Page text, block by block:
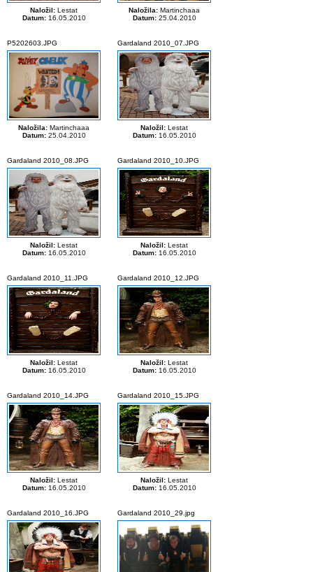
Naložil: Lestat
Datum:16.05.2010
Naložila: Martinchaaa
Datum:25.04.2010
P5202603.JPG
Naložila: Martinchaaa
Datum:25.04.2010
Gardaland 2010_07.JPG
Naložil: Lestat
Datum:16.05.2010
Gardaland 2010_08.JPG
Naložil: Lestat
Datum:16.05.2010
Gardaland 2010_10.JPG
Naložil: Lestat
Datum:16.05.2010
Gardaland 2010_11.JPG
Naložil: Lestat
Datum:16.05.2010
Gardaland 2010_12.JPG
Naložil: Lestat
Datum:16.05.2010
Gardaland 2010_14.JPG
Naložil: Lestat
Datum:16.05.2010
Gardaland 2010_15.JPG
Naložil: Lestat
Datum:16.05.2010
Gardaland 2010_16.JPG Gardaland 2010_29.jpg